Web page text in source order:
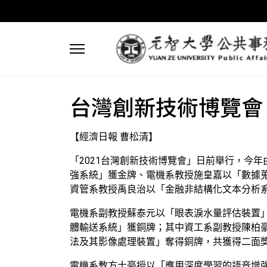
台灣創新技術博覽
【經濟日報 曹松清】
「2021台灣創新技術博覽會」日前舉行，今
強系統」獲金牌、電機系教授施皇嘉以「數據
資管系教授禹良治以「金融非結構化文本分析
電機系副教授蘇泰元以「眼表淚水量評估裝
體輸送系統」獲銅牌；其中資工系副教授陳柏
法及其影像處理裝置」奪得銅牌，共獲得二面